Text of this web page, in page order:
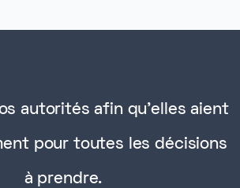
autorités afin qu'elles aient
pour toutes les décisions
à prendre.